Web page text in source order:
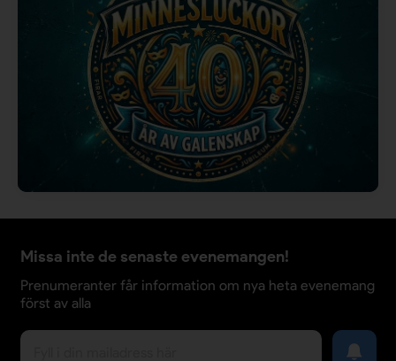
Missa inte de senaste evenemangen!
Prenumeranter får information om nya heta evenemang
först av alla